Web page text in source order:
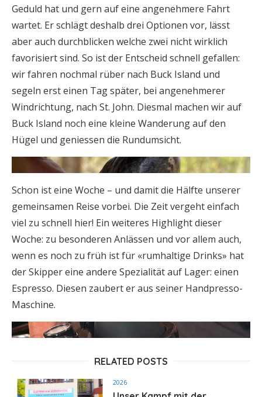
Geduld hat und gern auf eine angenehmere Fahrt
wartet. Er schlägt deshalb drei Optionen vor, lässt
aber auch durchblicken welche zwei nicht wirklich
favorisiert sind. So ist der Entscheid schnell gefallen:
wir fahren nochmal rüber nach Buck Island und
segeln erst einen Tag später, bei angenehmerer
Windrichtung, nach St. John. Diesmal machen wir auf
Buck Island noch eine kleine Wanderung auf den
Hügel und geniessen die Rundumsicht.
Schon ist eine Woche – und damit die Hälfte unserer
gemeinsamen Reise vorbei. Die Zeit vergeht einfach
viel zu schnell hier! Ein weiteres Highlight dieser
Woche: zu besonderen Anlässen und vor allem auch,
wenn es noch zu früh ist für «rumhaltige Drinks» hat
der Skipper eine andere Spezialität auf Lager: einen
Espresso. Diesen zaubert er aus seiner Handpresso-
Maschine.
RELATED POSTS
2026